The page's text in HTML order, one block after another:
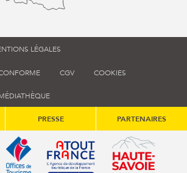
LÉGALES
CGV COOKIES
PRESSE PARTENAIRES
(s'ouvre dans une nouvelle fenêtre)
Office de tourisme de France (s'ouvre
Atout France (s'ouvre dans